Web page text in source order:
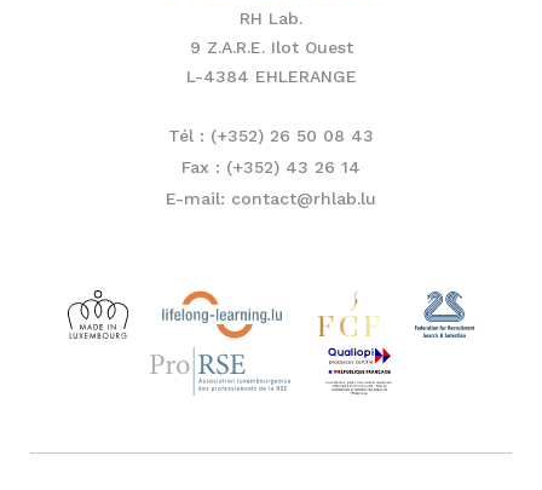
RH Lab.
9 Z.A.R.E. Ilot Ouest
L-4384 EHLERANGE
Tél : (+352) 26 50 08 43
Fax : (+352) 43 26 14
E-mail: contact@rhlab.lu